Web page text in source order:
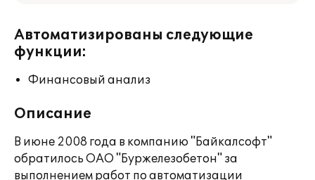
Автоматизированы следующие
функции:
Финансовый анализ
Описание
В июне 2008 года в компанию "Байкалсофт"
обратилось ОАО "Буржелезобетон" за
выполнением работ по автоматизации